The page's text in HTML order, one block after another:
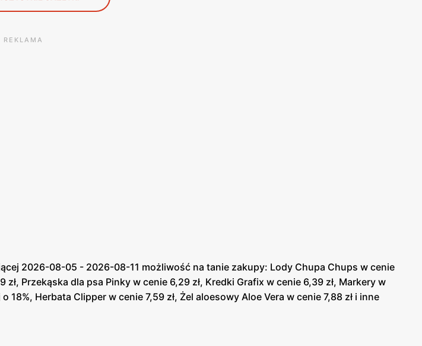
REKLAMA
2026-08-05 - 2026-08-11 możliwość na tanie zakupy: Lody Chupa Chups w cenie
Przekąska dla psa Pinky w cenie 6,29 zł, Kredki Grafix w cenie 6,39 zł, Markery w
18%, Herbata Clipper w cenie 7,59 zł, Żel aloesowy Aloe Vera w cenie 7,88 zł i inne